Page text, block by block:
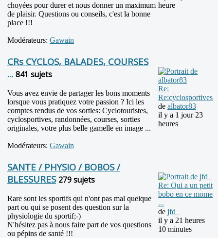
choyées pour durer et nous donner un maximum
de plaisir. Questions ou conseils, c'est la bonne
place !!!
Modérateurs: Gawain
heure
CRs CYCLOS, BALADES, COURSES
... 841 sujets
Vous avez envie de partager les bons moments
lorsque vous pratiquez votre passion ? Ici les
comptes rendus de vos sorties: Cyclotouristes,
cyclosportives, randonnées, courses, sorties
originales, votre plus belle gamelle en image ...
Modérateurs: Gawain
Re:
Re:cyclosportives
de albator83
il y a 1 jour 23
heures
SANTE / PHYSIO / BOBOS /
BLESSURES 279 sujets
Rare sont les sportifs qui n'ont pas mal quelque
part ou qui se posent des question sur la
physiologie du sportif;-)
N'hésitez pas à nous faire part de vos questions
ou pépins de santé !!!
Re: Qui a un petit
bobo en ce mome
...
de jfd_
il y a 21 heures
10 minutes